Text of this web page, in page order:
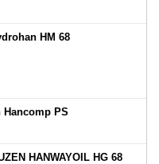
HM 68
Hancomp PS
HANWAYOIL HG 68